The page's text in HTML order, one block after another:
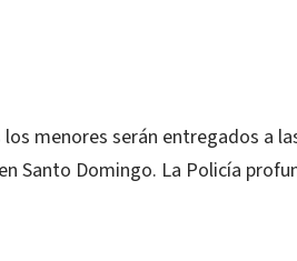
los menores serán entregados a
Santo Domingo. La Policía